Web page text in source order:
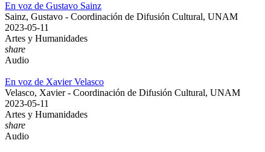
En voz de Gustavo Sainz
Sainz, Gustavo - Coordinación de Difusión Cultural, UNAM
2023-05-11
Artes y Humanidades
share
Audio
En voz de Xavier Velasco
Velasco, Xavier - Coordinación de Difusión Cultural, UNAM
2023-05-11
Artes y Humanidades
share
Audio